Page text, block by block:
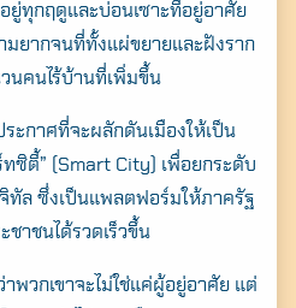
ยู่ทุกฤดูและบ่อนเซาะที่อยู่อาศัย
มยากจนที่ทั้งแผ่ขยายและฝังราก
นคนไร้บ้านที่เพิ่มขึ้น
ะกาศที่จะผลักดันเมืองให้เป็น
ทซิตี้” (Smart City) เพื่อยกระดับ
ล ซึ่งเป็นแพลตฟอร์มให้ภาครัฐ
าชนได้รวดเร็วขึ้น
าพวกเขาจะไม่ใช่แค่ผู้อยู่อาศัย แต่